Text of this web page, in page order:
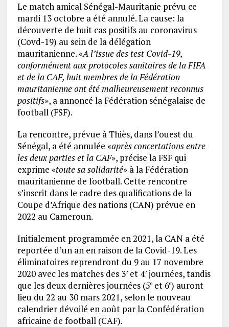
Le match amical Sénégal-Mauritanie prévu ce
mardi 13 octobre a été annulé. La cause: la
découverte de huit cas positifs au coronavirus
(Covd-19) au sein de la délégation
mauritanienne. «A l’issue des test Covid-19,
conformément aux protocoles sanitaires de la FIFA
et de la CAF, huit membres de la Fédération
mauritanienne ont été malheureusement reconnus
positifs», a annoncé la Fédération sénégalaise de
football (FSF).
La rencontre, prévue à Thiès, dans l’ouest du
Sénégal, a été annulée «après concertations entre
les deux parties et la CAF», précise la FSF qui
exprime «toute sa solidarité» à la Fédération
mauritanienne de football. Cette rencontre
s’inscrit dans le cadre des qualifications de la
Coupe d’Afrique des nations (CAN) prévue en
2022 au Cameroun.
Initialement programmée en 2021, la CAN a été
reportée d’un an en raison de la Covid-19. Les
éliminatoires reprendront du 9 au 17 novembre
2020 avec les matches des 3eet 4ejournées, tandis
que les deux dernières journées (5eet 6e) auront
lieu du 22 au 30 mars 2021, selon le nouveau
calendrier dévoilé en août par la Confédération
africaine de football (CAF).